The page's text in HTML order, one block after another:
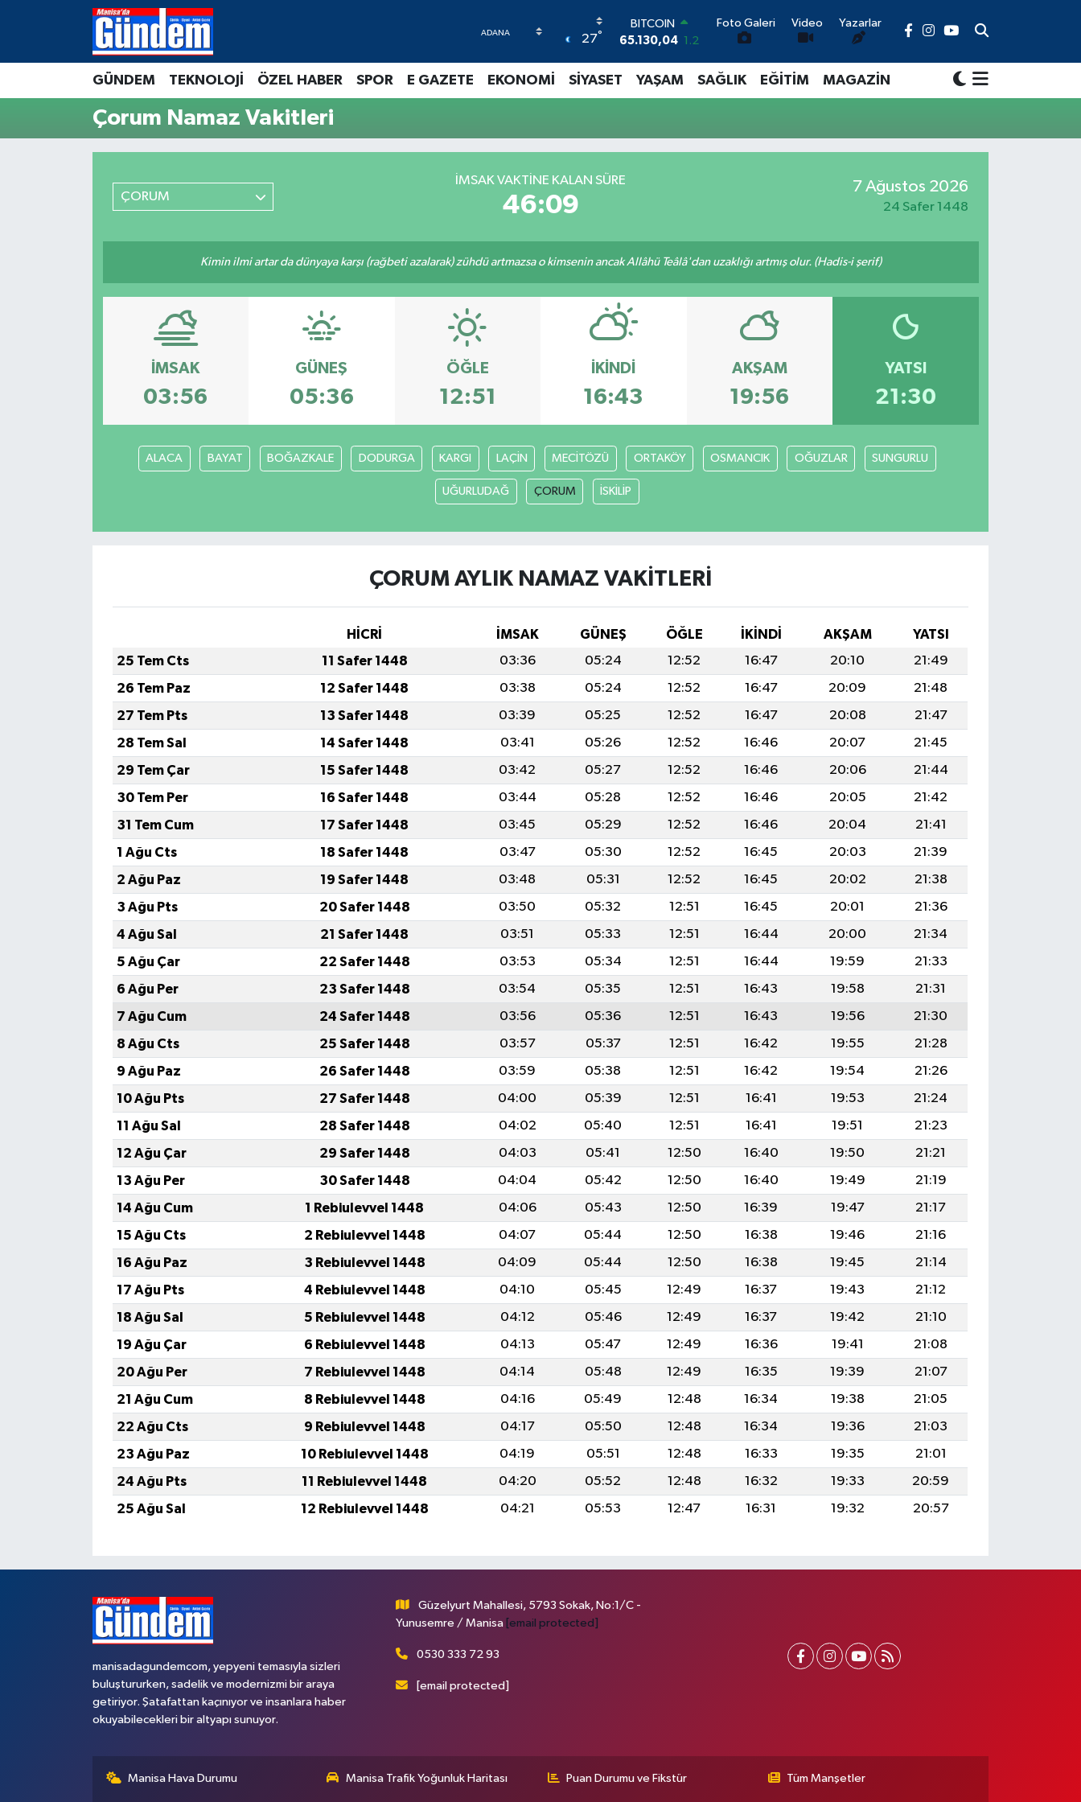
27°
BITCOIN
65.130,04 1.2
47,7106 0.17
64,4046 0.35
6648.99
Foto Galeri Video Yazarlar
GÜNDEM TEKNOLOJİ ÖZEL HABER SPOR E GAZETE EKONOMİ SİYASET YAŞAM SAĞLIK EĞİTİM MAGAZİN
Çorum Namaz Vakitleri
ÇORUM
İMSAK VAKTINE KALAN SÜRE
46:08
7 Ağustos 2026
24 Safer 1448
Kimin ilmi artar da dünyaya karşı (rağbeti azalarak) zühdü artmazsa o kimsenin ancak Allâhü Teâlâ'dan uzaklığı artmış olur. (Hadis-i şerif)
İMSAK
03:56
GÜNEŞ
05:36
ÖĞLE
12:51
İKINDI
16:43
AKŞAM
19:56
YATSI
21:30
ALACA BAYAT BOĞAZKALE DODURGA KARGI LAÇİN MECİTÖZÜ ORTAKÖY OSMANCIK OĞUZLAR SUNGURLU
UĞURLUDAĞ ÇORUM İSKİLİP
ÇORUM AYLIK NAMAZ VAKITLERI
HİCRİ İMSAK GÜNEŞ ÖĞLE İKINDI AKŞAM
YATSI
25 Tem Cts
11 Safer 1448 03:36 05:24 12:52 16:47 20:10
21:49
26 Tem Paz
12 Safer 1448 03:38 05:24 12:52 16:47 20:09
21:48
27 Tem Pts
13 Safer 1448 03:39 05:25 12:52 16:47 20:08
21:47
28 Tem Sal
14 Safer 1448 03:41 05:26 12:52 16:46 20:07
21:45
29 Tem Çar
15 Safer 1448 03:42 05:27 12:52 16:46 20:06
21:44
30 Tem Per
16 Safer 1448 03:44 05:28 12:52 16:46 20:05
21:42
31 Tem Cum
17 Safer 1448 03:45 05:29 12:52 16:46 20:04
21:41
1 Ağu Cts
18 Safer 1448 03:47 05:30 12:52 16:45 20:03
21:39
2 Ağu Paz
19 Safer 1448 03:48 05:31 12:52 16:45 20:02
21:38
3 Ağu Pts
20 Safer 1448 03:50 05:32 12:51 16:45 20:01
21:36
4 Ağu Sal
21 Safer 1448 03:51 05:33 12:51 16:44 20:00
21:34
5 Ağu Çar
22 Safer 1448 03:53 05:34 12:51 16:44 19:59
21:33
6 Ağu Per
23 Safer 1448 03:54 05:35 12:51 16:43 19:58
21:31
7 Ağu Cum
24 Safer 1448 03:56 05:36 12:51 16:43 19:56
21:30
8 Ağu Cts
25 Safer 1448 03:57 05:37 12:51 16:42 19:55
21:28
9 Ağu Paz
26 Safer 1448 03:59 05:38 12:51 16:42 19:54
21:26
10 Ağu Pts
27 Safer 1448 04:00 05:39 12:51 16:41 19:53
21:24
11 Ağu Sal
28 Safer 1448 04:02 05:40 12:51 16:41 19:51
21:23
12 Ağu Çar
29 Safer 1448 04:03 05:41 12:50 16:40 19:50
21:21
13 Ağu Per
30 Safer 1448 04:04 05:42 12:50 16:40 19:49
21:19
14 Ağu Cum
1 Rebiulevvel 1448 04:06 05:43 12:50 16:39 19:47
21:17
15 Ağu Cts
2 Rebiulevvel 1448 04:07 05:44 12:50 16:38 19:46
21:16
16 Ağu Paz
3 Rebiulevvel 1448 04:09 05:44 12:50 16:38 19:45
21:14
17 Ağu Pts
4 Rebiulevvel 1448 04:10 05:45 12:49 16:37 19:43
21:12
18 Ağu Sal
5 Rebiulevvel 1448 04:12 05:46 12:49 16:37 19:42
21:10
19 Ağu Çar
6 Rebiulevvel 1448 04:13 05:47 12:49 16:36 19:41
21:08
20 Ağu Per
7 Rebiulevvel 1448 04:14 05:48 12:49 16:35 19:39
21:07
21 Ağu Cum
8 Rebiulevvel 1448 04:16 05:49 12:48 16:34 19:38
21:05
22 Ağu Cts
9 Rebiulevvel 1448 04:17 05:50 12:48 16:34 19:36
21:03
23 Ağu Paz
10 Rebiulevvel 1448 04:19 05:51 12:48 16:33 19:35
21:01
24 Ağu Pts
11 Rebiulevvel 1448 04:20 05:52 12:48 16:32 19:33
20:59
25 Ağu Sal
12 Rebiulevvel 1448 04:21 05:53 12:47 16:31 19:32 20:57
manisadagundemcom, yepyeni temasıyla sizleri
buluştururken, sadelik ve modernizmi bir araya
getiriyor. Şatafattan kaçınıyor ve insanlara haber
okuyabilecekleri bir altyapı sunuyor.
Güzelyurt Mahallesi, 5793 Sokak, No:1/C -
Yunusemre / Manisa [email protected]
0530 333 72 93
[email protected]
Manisa Hava Durumu Manisa Trafik Yoğunluk Haritası Puan Durumu ve Fikstür Tüm Manşetler
Manisa Hava Durumu
Manisa Trafik Yoğunluk Haritası
Süper Lig Puan Durumu ve Fikstür
Tüm Manşetler